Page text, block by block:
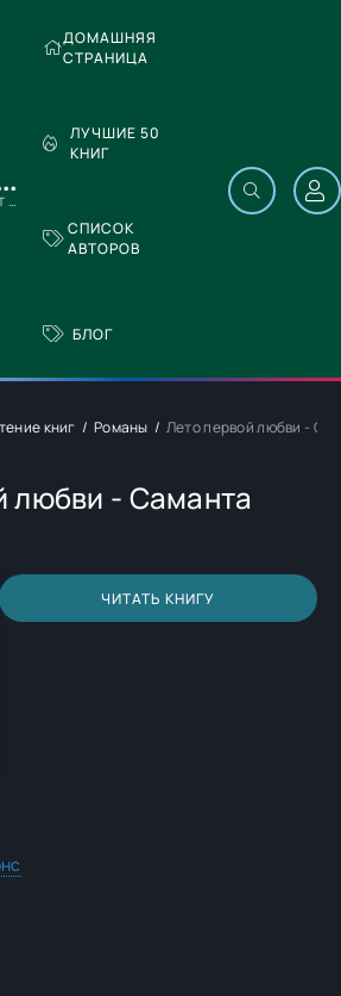
ЦИФРОВАЯ БИБЛИОТЕКА
ДОМАШНЯЯ
СТРАНИЦА
ЛУЧШИЕ 50
КНИГ
СПИСОК
АВТОРОВ
БЛОГ
книг Романы Лето первой любви -
любви - Саманта
ЧИТАТЬ КНИГУ